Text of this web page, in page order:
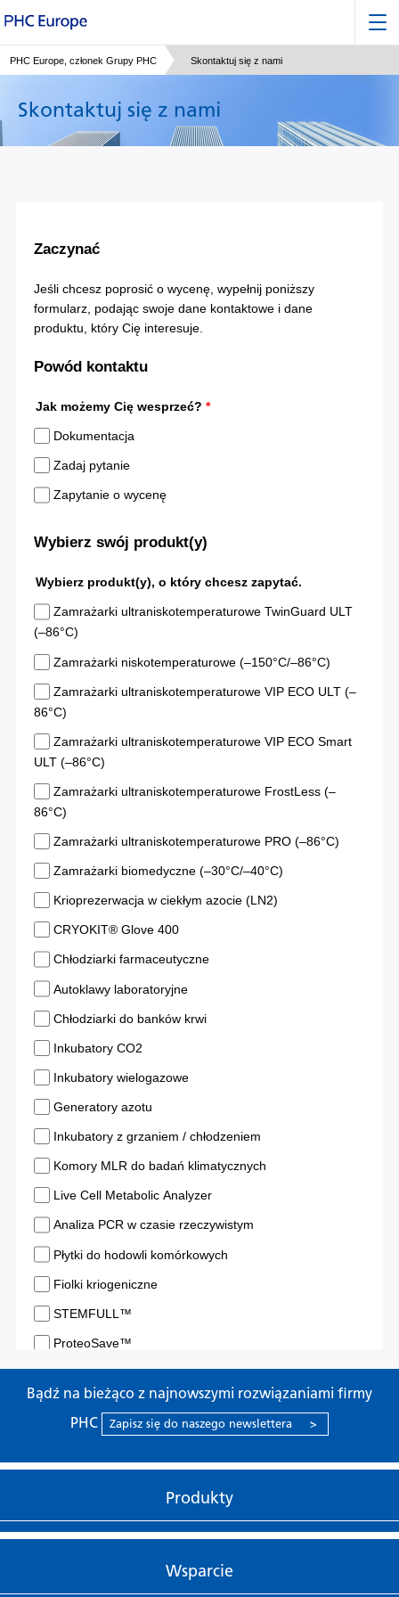
PHC Europe, członek Grupy PHC Skontaktuj się z nami
Skontaktuj się z nami
Bądź na bieżąco z najnowszymi rozwiązaniami firmy
PHC
Zapisz się do naszego newslettera >
Produkty
Wsparcie